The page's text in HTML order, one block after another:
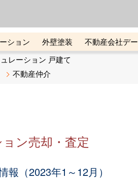
ション 外壁塗装
不動産会社デ
売却ご相談デスク
レーション 戸建て
不動産仲介
ン売却・査定
（2023年1～12月）